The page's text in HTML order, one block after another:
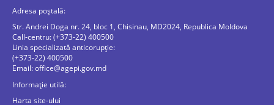
Adresa poștală:
Str. Andrei Doga nr. 24, bloc 1, Chisinau, MD2024, Republica Moldova
Call-centru: (+373-22) 400500
Linia specializată anticorupție:
(+373-22) 400500
Email:office@agepi.gov.md
Informație utilă:
Harta site-ului